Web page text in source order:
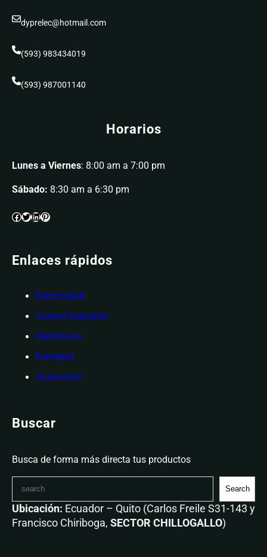
dyprelec@hotmail.com
(593) 983434019
(593) 987001140
Horarios
Lunes a Viernes: 8:00 am a 7:00 pm
Sábado: 8:30 am a 6:30 pm
Enlaces rápidos
Electricidad
Control Industrial
Electrónica
Ferretería
Automotriz
Buscar
Busca de forma más directa tus productos
Search
Ubicación: Ecuador – Quito (Carlos Freile S31-143 y
Francisco Chiriboga, SECTOR CHILLOGALLO)